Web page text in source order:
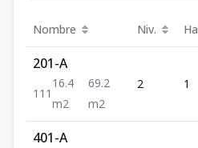
Nombre Niv.
201-A
1 1 1
16.4
m2
69.2
m2
2 1
401-A